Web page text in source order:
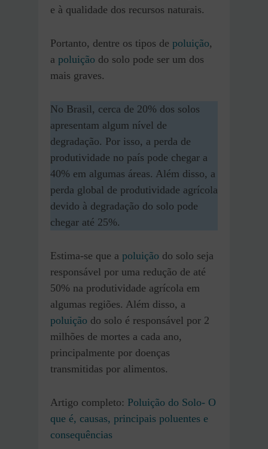
e à qualidade dos recursos naturais.
Portanto, dentre os tipos de poluição,
a poluição do solo pode ser um dos
mais graves.
No Brasil, cerca de 20% dos solos
apresentam algum nível de
degradação. Por isso, a perda de
produtividade no país pode chegar a
40% em algumas áreas. Além disso, a
perda global de produtividade agrícola
devido à degradação do solo pode
chegar até 25%.
Estima-se que a poluição do solo seja
responsável por uma redução de até
50% na produtividade agrícola em
algumas regiões. Além disso, a
poluição do solo é responsável por 2
milhões de mortes a cada ano,
principalmente por doenças
transmitidas por alimentos.
Artigo completo: Poluição do Solo- O
que é, causas, principais poluentes e
consequências